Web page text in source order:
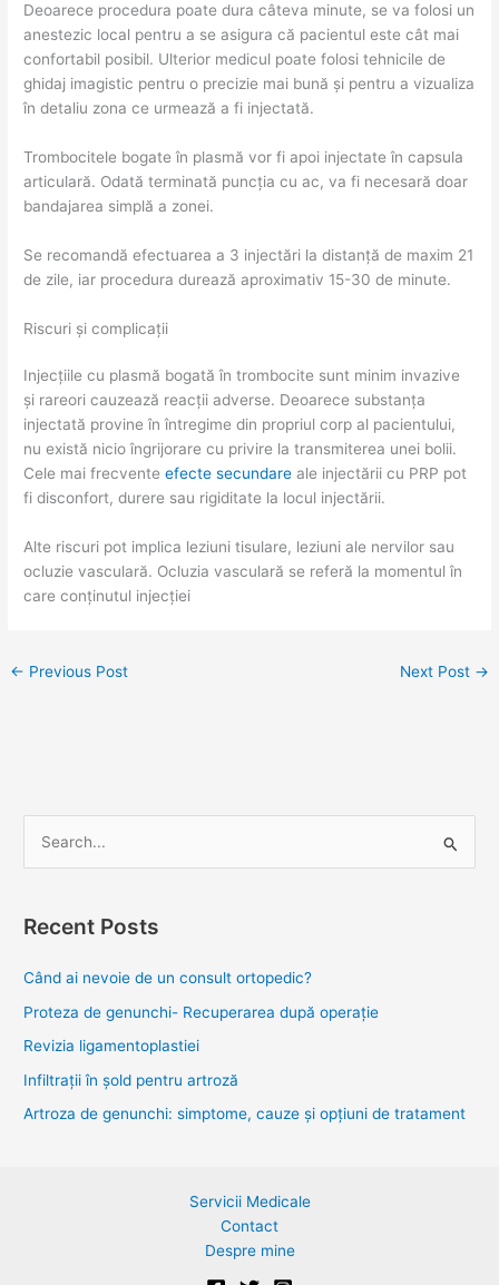
Deoarece procedura poate dura câteva minute, se va folosi un
anestezic local pentru a se asigura că pacientul este cât mai
confortabil posibil. Ulterior medicul poate folosi tehnicile de
ghidaj imagistic pentru o precizie mai bună și pentru a vizualiza
în detaliu zona ce urmează a fi injectată.
Trombocitele bogate în plasmă vor fi apoi injectate în capsula
articulară. Odată terminată puncția cu ac, va fi necesară doar
bandajarea simplă a zonei.
Se recomandă efectuarea a 3 injectări la distanță de maxim 21
de zile, iar procedura durează aproximativ 15-30 de minute.
Riscuri și complicații
Injecțiile cu plasmă bogată în trombocite sunt minim invazive
și rareori cauzează reacții adverse. Deoarece substanța
injectată provine în întregime din propriul corp al pacientului,
nu există nicio îngrijorare cu privire la transmiterea unei bolii.
Cele mai frecventeefecte secundare ale injectării cu PRP pot
fi disconfort, durere sau rigiditate la locul injectării.
Alte riscuri pot implica leziuni tisulare, leziuni ale nervilor sau
ocluzie vasculară. Ocluzia vasculară se referă la momentul în
care conținutul injecției
← Previous Post Next Post →
r
o
r
:
Recent Posts
Când ai nevoie de un consult ortopedic?
Proteza de genunchi- Recuperarea după operație
Revizia ligamentoplastiei
Infiltrații în șold pentru artroză
Artroza de genunchi: simptome, cauze și opțiuni de tratament
Servicii Medicale
Contact
Despre mine